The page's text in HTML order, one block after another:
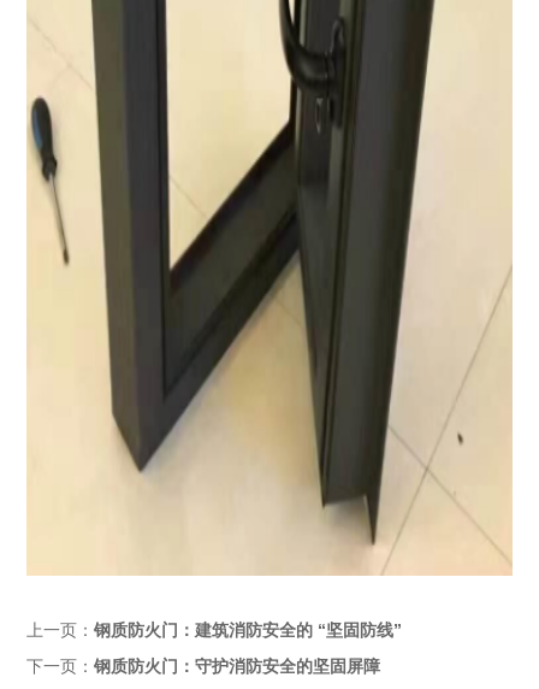
上一页：钢质防火门：建筑消防安全的 “坚固防线”​
下一页：钢质防火门：守护消防安全的坚固屏障